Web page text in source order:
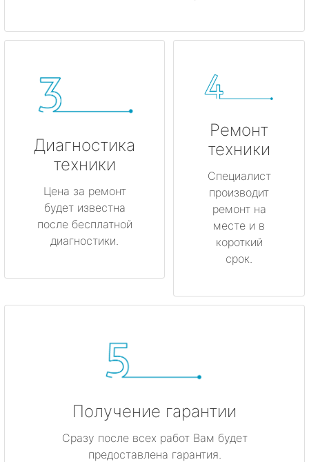
Диагностика
техники
Цена за ремонт
будет известна
после бесплатной
диагностики.
Ремонт
техники
Специалист
производит
ремонт на
месте и в
короткий
срок.
Получение гарантии
Сразу после всех работ Вам будет
предоставлена гарантия.